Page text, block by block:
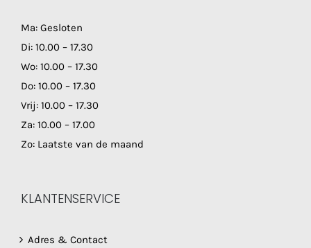
Ma: Gesloten
Di: 10.00 – 17.30
Wo: 10.00 – 17.30
Do: 10.00 – 17.30
Vrij: 10.00 – 17.30
Za: 10.00 – 17.00
Zo: Laatste van de maand
KLANTENSERVICE
Adres & Contact